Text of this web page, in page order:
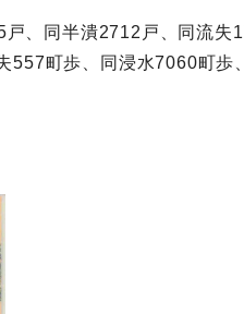
、同半潰2712戸、同流失
町歩、同浸水7060町歩